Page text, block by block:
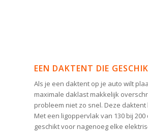
EEN DAKTENT DIE
Als je een daktent op je auto wilt
maximale daklast makkelijk
probleem niet zo snel. Deze
Met een ligoppervlak van 130 bij
geschikt voor nagenoeg elke